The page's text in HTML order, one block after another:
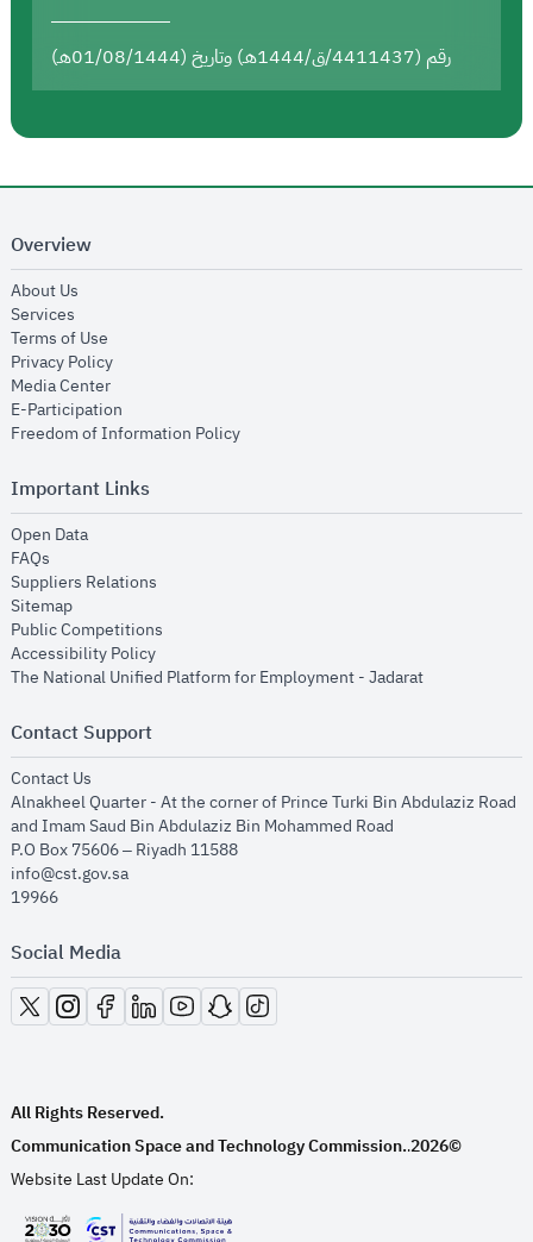
رقم (4411437/ق/1444هـ) وتاريخ (01/08/1444هـ)
Overview
About Us
Services
Terms of Use
Privacy Policyopens in new window
Media Centeropens in new window
E-Participation
Freedom of Information Policyopens in new window
Important Links
Open Dataopens in new window
FAQs
Suppliers Relations
Sitemapopens in new window
Public Competitions
Accessibility Policyopens in new window
The National Unified Platform for Employment - Jadaratopens in new
Contact Support
Contact Us
Alnakheel Quarter - At the corner of Prince Turki Bin Abdulaziz Road
and Imam Saud Bin Abdulaziz Bin Mohammed Road​
P.O Box 75606 – Riyadh 11588
info@cst.gov.sa
19966
Social Media
opens in new window
opens in new window
opens in new window
opens in new window
opens in new window
opens in new window
opens in new window
All Rights Reserved.
Communication Space and Technology Commission..2026©
Website Last Update On: